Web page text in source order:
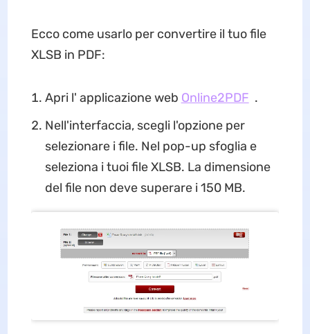
Ecco come usarlo per convertire il tuo file
XLSB in PDF:
Apri l' applicazione web Online2PDF .
Nell'interfaccia, scegli l'opzione per
selezionare i file. Nel pop-up sfoglia e
seleziona i tuoi file XLSB. La dimensione
del file non deve superare i 150 MB.